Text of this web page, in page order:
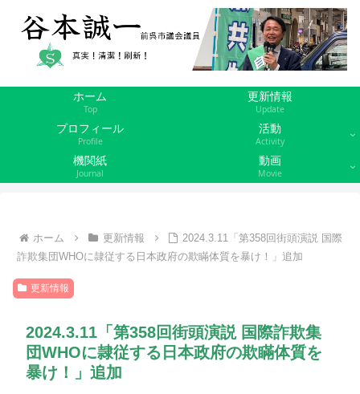
ホーム
Top
更新情報
Update
プロフィール
Profile
活動
Activity
機関紙
Journal
動画
Movie
ホーム 更新情報
2024.3.11「第358回街頭演説 国際
詐欺集団WHOに隷従する日本政府の欺瞞体質を暴け！」追加
更新情報
2024.3.11「第358回街頭演説 国際詐欺集
団WHOに隷従する日本政府の欺瞞体質を
暴け！」追加